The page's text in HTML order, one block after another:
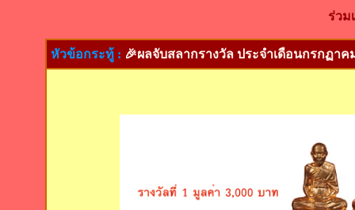
ร่วม
หัวข้อกระทู้ : 🎉ผลจับสลากรางวัล ประจำเดือนกรกฏาค